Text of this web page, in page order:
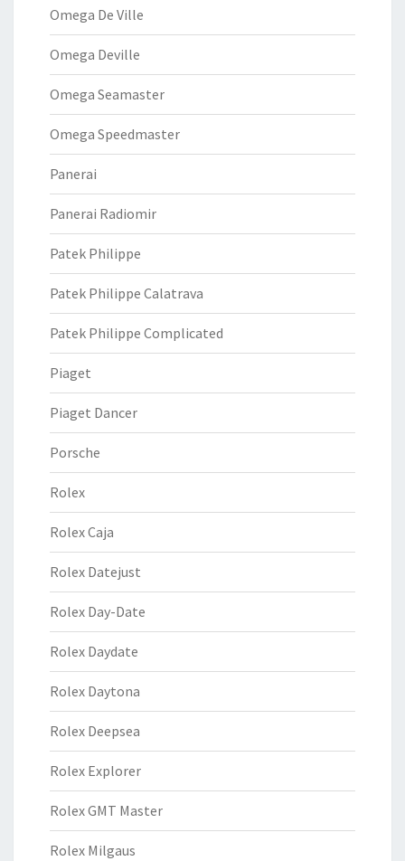
Omega De Ville
Omega Deville
Omega Seamaster
Omega Speedmaster
Panerai
Panerai Radiomir
Patek Philippe
Patek Philippe Calatrava
Patek Philippe Complicated
Piaget
Piaget Dancer
Porsche
Rolex
Rolex Caja
Rolex Datejust
Rolex Day-Date
Rolex Daydate
Rolex Daytona
Rolex Deepsea
Rolex Explorer
Rolex GMT Master
Rolex Milgaus